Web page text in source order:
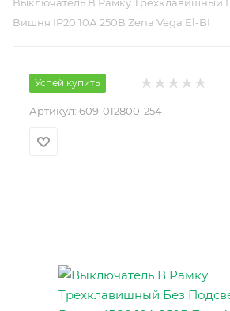
Вишня IP20 10А 250В Zena Vega El-BI
Успей купить
Артикул: 609-012800-254